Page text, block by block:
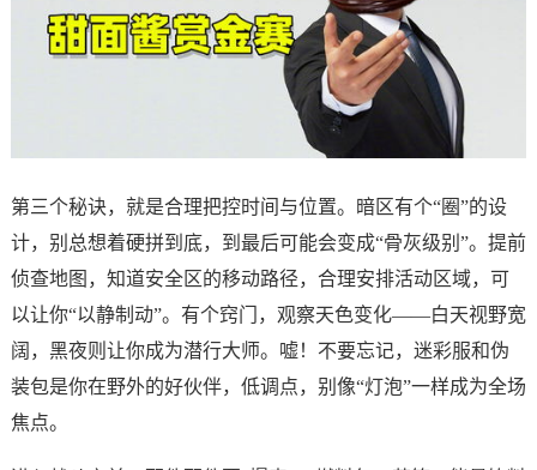
第三个秘诀，就是合理把控时间与位置。暗区有个“圈”的设
计，别总想着硬拼到底，到最后可能会变成“骨灰级别”。提前
侦查地图，知道安全区的移动路径，合理安排活动区域，可
以让你“以静制动”。有个窍门，观察天色变化——白天视野宽
阔，黑夜则让你成为潜行大师。嘘！不要忘记，迷彩服和伪
装包是你在野外的好伙伴，低调点，别像“灯泡”一样成为全场
焦点。